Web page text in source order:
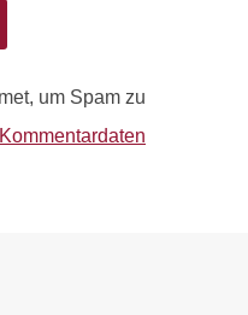
um Spam zu